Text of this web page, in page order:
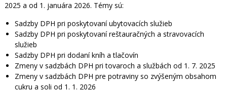
2025 a od 1. januára 2026. Témy sú:
Sadzby DPH pri poskytovaní ubytovacích služieb
Sadzby DPH pri poskytovaní reštauračných a stravovacích
služieb
Sadzby DPH pri dodaní kníh a tlačovín
Zmeny v sadzbách DPH pri tovaroch a službách od 1. 7. 2025
Zmeny v sadzbách DPH pre potraviny so zvýšeným obsahom
cukru a soli od 1. 1. 2026